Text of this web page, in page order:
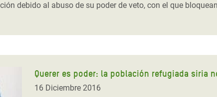
Siria
debido al abuso de su poder de veto, con el que
Querer es poder: la población refugiada siria
16 Diciembre 2016